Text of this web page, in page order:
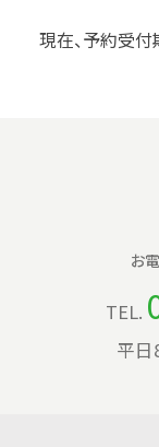
現在、予約受付
お
TEL.
平日